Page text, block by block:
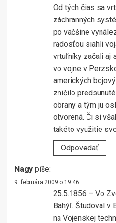
Od tých čias sa
záchranných
po väčšine
radosťou siahli
vrtuľníky začali aj
vo vojne v
amerických
zničilo
obrany a tým ju
otvorená. Či si
takéto využitie
Odpovedať
Nagy píše:
9. februára 2009 o 19:46
25.5.1856 – Vo
Bahýľ. Študoval v
na Vojenskej